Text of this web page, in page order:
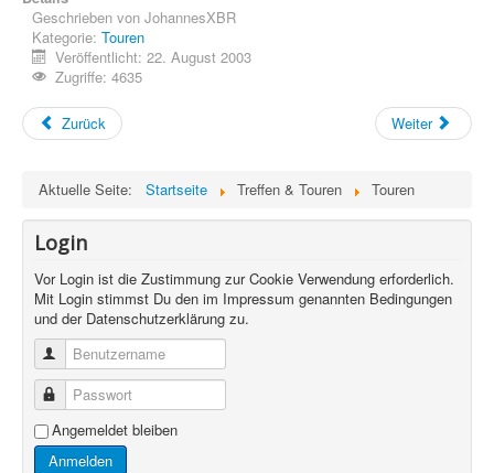
Geschrieben von JohannesXBR
Kategorie: Touren
Veröffentlicht: 22. August 2003
Zugriffe: 4635
Zurück Weiter
Aktuelle Seite: Startseite Treffen & Touren Touren
Login
Vor Login ist die Zustimmung zur Cookie Verwendung erforderlich.
Mit Login stimmst Du den im Impressum genannten Bedingungen
und der Datenschutzerklärung zu.
Benutzername
Passwort
Angemeldet bleiben
Anmelden